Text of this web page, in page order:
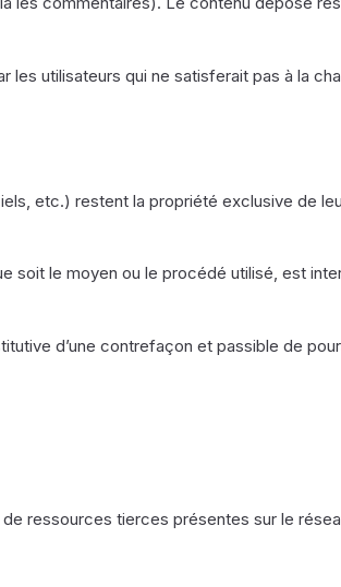
utilisateurs qui ne satisferait pas à la
etc.) restent la propriété exclusive de
soit le moyen ou le procédé utilisé, est
d’une contrefaçon et passible de
ressources tierces présentes sur le